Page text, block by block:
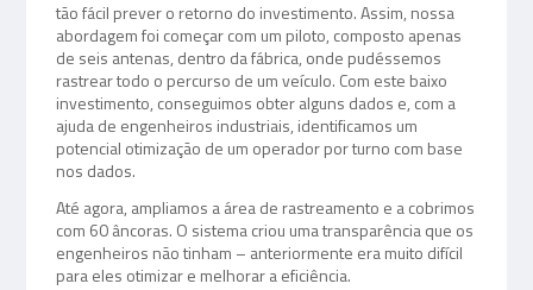
tão fácil prever o retorno do investimento. Assim, nossa
abordagem foi começar com um piloto, composto apenas
de seis antenas, dentro da fábrica, onde pudéssemos
rastrear todo o percurso de um veículo. Com este baixo
investimento, conseguimos obter alguns dados e, com a
ajuda de engenheiros industriais, identificamos um
potencial otimização de um operador por turno com base
nos dados.
Até agora, ampliamos a área de rastreamento e a cobrimos
com 60 âncoras. O sistema criou uma transparência que os
engenheiros não tinham – anteriormente era muito difícil
para eles otimizar e melhorar a eficiência.